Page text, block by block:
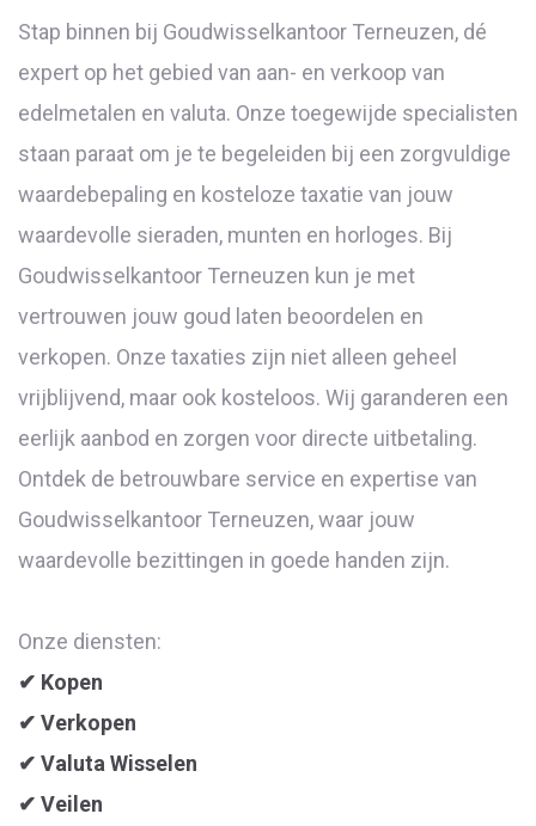
Stap binnen bij Goudwisselkantoor Terneuzen, dé
expert op het gebied van aan- en verkoop van
edelmetalen en valuta. Onze toegewijde specialisten
staan paraat om je te begeleiden bij een zorgvuldige
waardebepaling en kosteloze taxatie van jouw
waardevolle sieraden, munten en horloges. Bij
Goudwisselkantoor Terneuzen kun je met
vertrouwen jouw goud laten beoordelen en
verkopen. Onze taxaties zijn niet alleen geheel
vrijblijvend, maar ook kosteloos. Wij garanderen een
eerlijk aanbod en zorgen voor directe uitbetaling.
Ontdek de betrouwbare service en expertise van
Goudwisselkantoor Terneuzen, waar jouw
waardevolle bezittingen in goede handen zijn.
Onze diensten:
✔ Kopen
✔ Verkopen
✔ Valuta Wisselen
✔ Veilen